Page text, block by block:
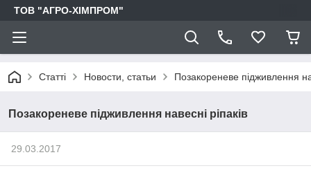
ТОВ "АГРО-ХІМПРОМ"
Статті Новости, статьи Позакореневе підживлення
Позакореневе підживлення навесні ріпаків
29.03.2017